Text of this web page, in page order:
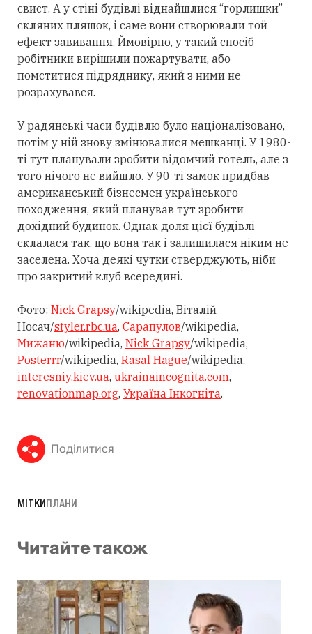
свист. А у стіні будівлі віднайшлися “горлишки”
скляних пляшок, і саме вони створювали той
ефект завивання. Ймовірно, у такий спосіб
робітники вирішили пожартувати, або
помститися підряднику, який з ними не
розрахувався.
У радянські часи будівлю було націоналізовано,
потім у ній знову змінювалися мешканці. У 1980-
ті тут планували зробити відомчий готель, але з
того нічого не вийшло. У 90-ті замок придбав
американський бізнесмен українського
походження, який планував тут зробити
дохідний будинок. Однак доля цієї будівлі
склалася так, що вона так і залишилася ніким не
заселена. Хоча деякі чутки стверджують, ніби
про закритий клуб всередині.
Фото: Nick Grapsy/wikipedia, Віталій
Носач/styler.rbc.ua, Сарапулов/wikipedia,
Мижаню/wikipedia, Nick Grapsy/wikipedia,
Posterrr/wikipedia, Rasal Hague/wikipedia,
interesniy.kiev.ua, ukrainaincognita.com,
renovationmap.org, Україна Інкогніта.
Поділитися
МІТКИПЛАНИ
Читайте також